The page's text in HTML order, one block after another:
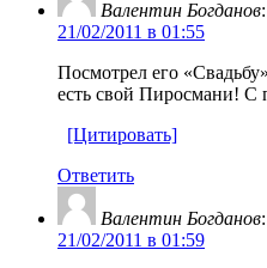
Валентин Богданов:
21/02/2011 в 01:55
Посмотрел его
есть свой Пиросмани! С
[Цитировать]
Ответить
Валентин Богданов:
21/02/2011 в 01:59